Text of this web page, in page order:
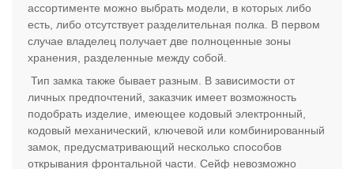
ассортименте можно выбрать модели, в которых либо
есть, либо отсутствует разделительная полка. В первом
случае владелец получает две полноценные зоны
хранения, разделенные между собой.
Тип замка также бывает разным. В зависимости от
личных предпочтений, заказчик имеет возможность
подобрать изделие, имеющее кодовый электронный,
кодовый механический, ключевой или комбинированный
замок, предусматривающий несколько способов
открывания фронтальной части. Сейф невозможно